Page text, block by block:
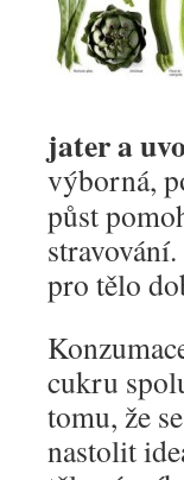
jater a
výborná,
půst
pro tělo
cukru
tomu, že
nastolit